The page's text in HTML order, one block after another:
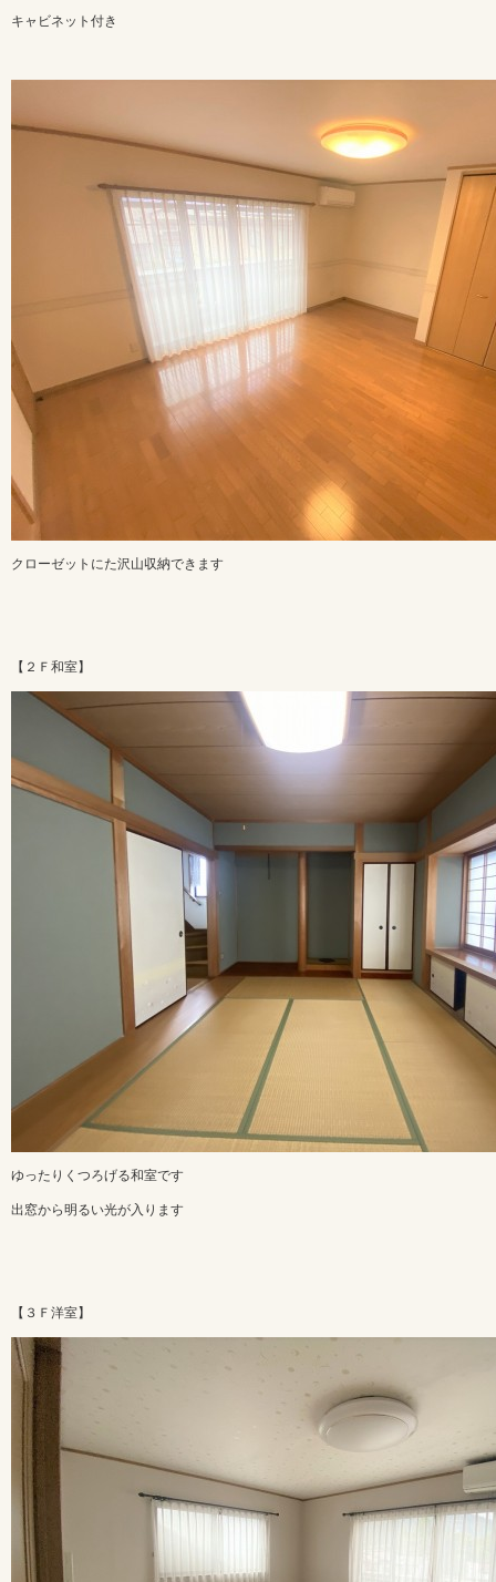
キャビネット付き
クローゼットにた沢山収納できます
【２Ｆ和室】
ゆったりくつろげる和室です
出窓から明るい光が入ります
【３Ｆ洋室】